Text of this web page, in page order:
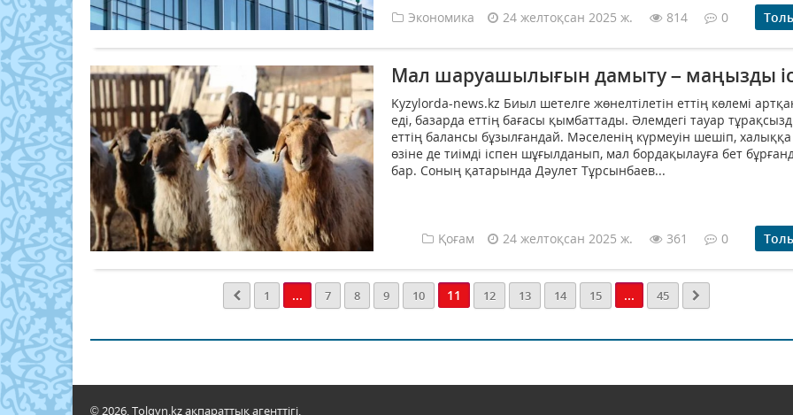
Экономика
24 желтоқсан 2025 ж. 814 0
Мал шаруашылығын дамыту – маңызды
Kyzylorda-news.kz Биыл шетелге жөнелтілетін еттің көлемі
еді, базарда еттің бағасы қымбаттады. Әлемдегі тауар
еттің балансы бұзылғандай. Мәселенің күрмеуін шешіп,
өзіне де тиімді іспен шұғылданып, мал бордақылауға бет
бар. Соның қатарында Дәулет Тұрсынбаев...
Қоғам 24 желтоқсан 2025 ж. 361 0
1 ... 7 8 9 10 11 12 13 14 15 ... 45
© 2026. Tolqyn.kz ақпараттық агенттігі.